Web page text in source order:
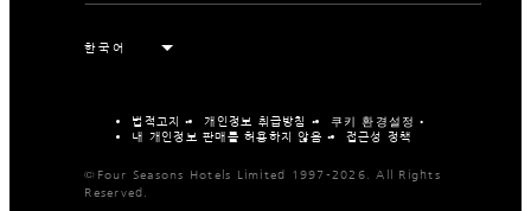
법적고지 개인정보 취급방침
쿠키 환경설정
내 개인정보 판매를 허용하지 않음
접근성 정책
©Four Seasons Hotels Limited 1997-2026. All Rights
Reserved.